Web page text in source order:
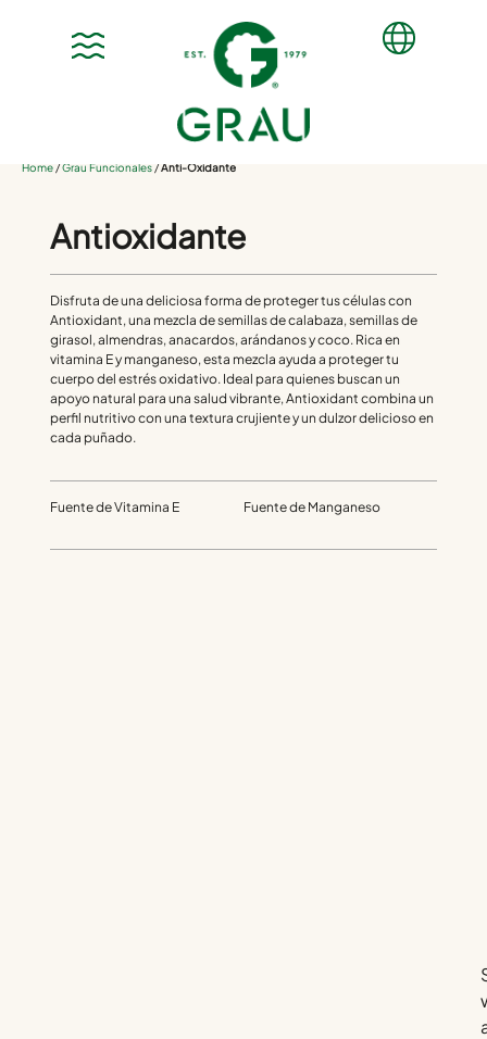
Home/Grau Funcionales/Anti-Oxidante
Antioxidante
Disfruta de una deliciosa forma de proteger tus células con
Antioxidant, una mezcla de semillas de calabaza, semillas de
girasol, almendras, anacardos, arándanos y coco. Rica en
vitamina E y manganeso, esta mezcla ayuda a proteger tu
cuerpo del estrés oxidativo. Ideal para quienes buscan un
apoyo natural para una salud vibrante, Antioxidant combina un
perfil nutritivo con una textura crujiente y un dulzor delicioso en
cada puñado.
Fuente de Vitamina E Fuente de Manganeso